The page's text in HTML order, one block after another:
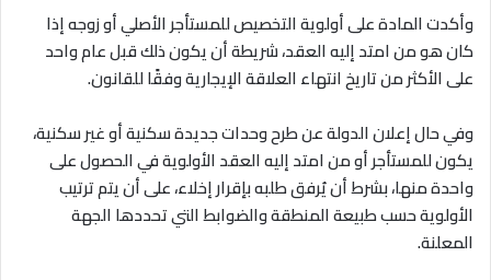
وأكدت المادة على أولوية التخصيص للمستأجر الأصلي أو زوجه إذا
كان هو من امتد إليه العقد، شريطة أن يكون ذلك قبل عام واحد
على الأكثر من تاريخ انتهاء العلاقة الإيجارية وفقًا للقانون.
وفي حال إعلان الدولة عن طرح وحدات جديدة سكنية أو غير سكنية،
يكون للمستأجر أو من امتد إليه العقد الأولوية في الحصول على
واحدة منها، بشرط أن يُرفق طلبه بإقرار إخلاء، على أن يتم ترتيب
الأولوية حسب طبيعة المنطقة والضوابط التي تحددها الجهة
المعلنة.